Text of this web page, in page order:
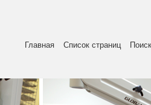
Главная Список страниц